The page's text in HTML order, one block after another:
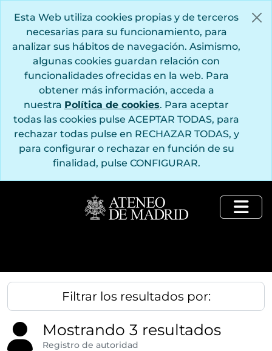
Esta Web utiliza cookies propias y de terceros
necesarias para su funcionamiento, para
analizar sus hábitos de navegación. Asimismo,
algunas cookies guardan relación con
funcionalidades ofrecidas en la web. Para
obtener más información, acceda a
nuestra Política de cookies. Para aceptar
todas las cookies pulse ACEPTAR TODAS, para
rechazar todas pulse en RECHAZAR TODAS, y
para configurar o rechazar en función de su
finalidad, pulse CONFIGURAR.
Filtrar los resultados por:
Mostrando 3 resultados
Registro de autoridad